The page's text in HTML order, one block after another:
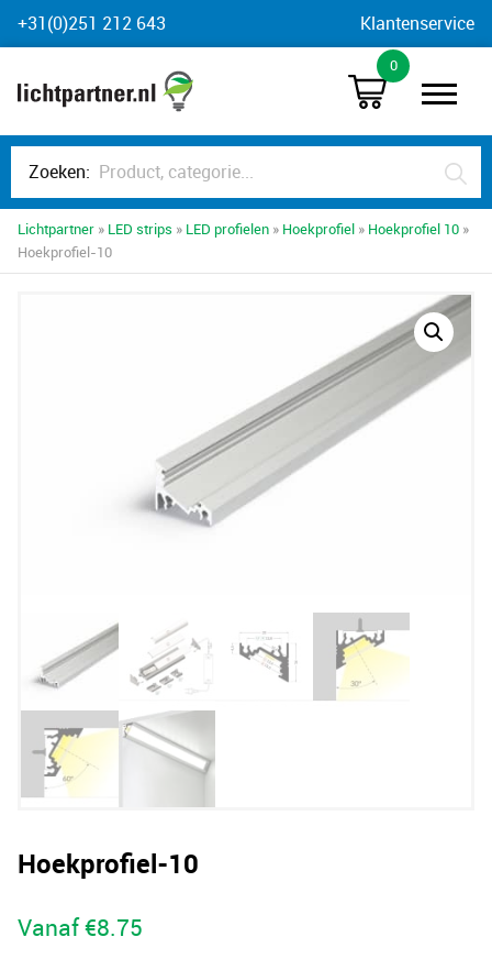
Skip
to
+31(0)251 212 643 Klantenservice
0
Zoeken:
Lichtpartner » LED strips » LED profielen » Hoekprofiel » Hoekprofiel 10 »
Hoekprofiel-10
Hoekprofiel-10
Vanaf€8.75